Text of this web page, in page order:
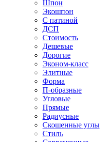
Шпон
Экошпон
С патиной
ДСП
Стоимость
Дешевые
Дорогие
Эконом-класс
Элитные
Форма
П-образные
Угловые
Прямые
Радиусные
Скошенные углы
Стиль